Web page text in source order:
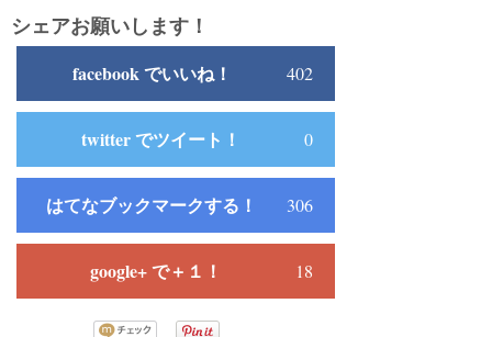
シェアお願いします！
facebook でいいね！ 402
twitter でツイート！ 0
はてなブックマークする！ 306
google+ で＋１！ 18